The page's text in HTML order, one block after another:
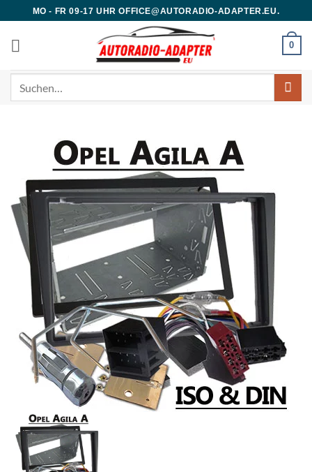
Inhalt
springen
MO - FR 09-17 UHR OFFICE@AUTORADIO-ADAPTER.EU.
0